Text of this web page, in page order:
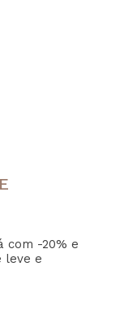
com -20% e
leve e